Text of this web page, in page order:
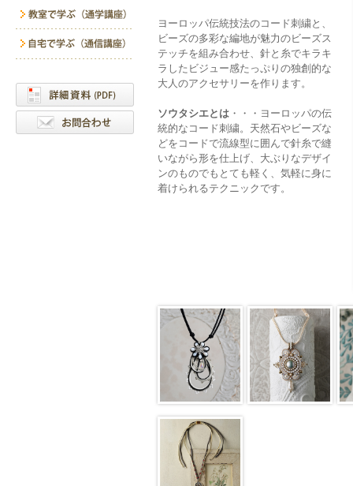
ヨーロッパ伝統技法のコード刺繍と、
ビーズの多彩な編地が魅力のビーズス
テッチを組み合わせ、針と糸でキラキ
ラしたビジュー感たっぷりの独創的な
大人のアクセサリーを作ります。
ソウタシエとは ・・・ヨーロッパの伝
統的なコード刺繍。天然石やビーズな
どをコードで流線型に囲んで針糸で縫
いながら形を仕上げ、大ぶりなデザイ
ンのものでもとても軽く、気軽に身に
着けられるテクニックです。